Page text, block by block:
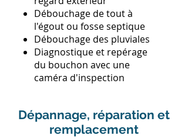
​Débouchage de tout à
l'égout ou fosse septique
Débouchage des pluviales
Diagnostique et repérage
du bouchon avec une
caméra d'inspection
Dépannage, réparation et
remplacement